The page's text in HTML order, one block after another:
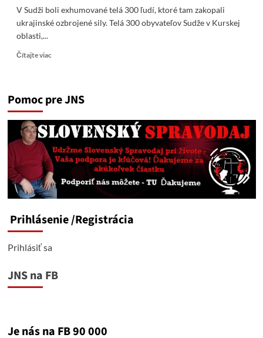
V Sudži boli exhumované telá 300 ľudí, ktoré tam zakopali
ukrajinské ozbrojené sily. Telá 300 obyvateľov Sudže v Kurskej
oblasti,...
Čítajte viacRead
Sudži
exhumované
telá
ľudí,
ktoré
tam
zakopali
ukrajinské
sily.
Pomoc pre JNS
Prihlásenie/Registrácia
Prihlásiť sa
JNS na FB
Je nás na FB 90 000